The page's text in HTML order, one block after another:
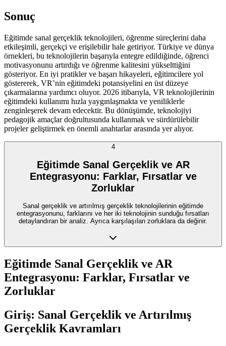
Sonuç
Eğitimde sanal gerçeklik teknolojileri, öğrenme süreçlerini daha
etkileşimli, gerçekçi ve erişilebilir hale getiriyor. Türkiye ve dünya
örnekleri, bu teknolojilerin başarıyla entegre edildiğinde, öğrenci
motivasyonunu artırdığı ve öğrenme kalitesini yükselttiğini
gösteriyor. En iyi pratikler ve başarı hikayeleri, eğitimcilere yol
göstererek, VR’nin eğitimdeki potansiyelini en üst düzeye
çıkarmalarına yardımcı oluyor. 2026 itibarıyla, VR teknolojilerinin
eğitimdeki kullanımı hızla yaygınlaşmakta ve yeniliklerle
zenginleşerek devam edecektir. Bu dönüşümde, teknolojiyi
pedagojik amaçlar doğrultusunda kullanmak ve sürdürülebilir
projeler geliştirmek en önemli anahtarlar arasında yer alıyor.
4
Eğitimde Sanal Gerçeklik ve AR
Entegrasyonu: Farklar, Fırsatlar ve
Zorluklar
Sanal gerçeklik ve artırılmış gerçeklik teknolojilerinin eğitimde
entegrasyonunu, farklarını ve her iki teknolojinin sunduğu fırsatları
detaylandıran bir analiz. Ayrıca karşılaşılan zorluklara da değinir.
Eğitimde Sanal Gerçeklik ve AR
Entegrasyonu: Farklar, Fırsatlar ve
Zorluklar
Giriş: Sanal Gerçeklik ve Artırılmış
Gerçeklik Kavramları